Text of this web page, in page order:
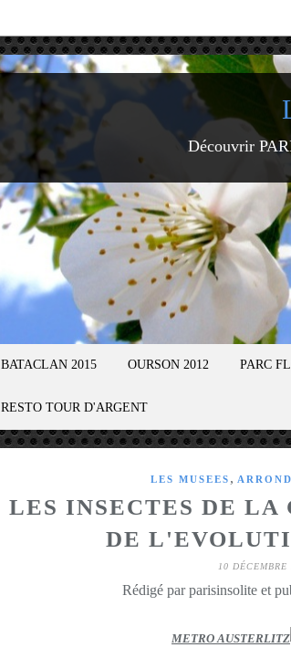
Découvrir
BATACLAN 2015 OURSON 2012 PARC
RESTO TOUR D'ARGENT
LES MUSEES ,
LES INSECTES DE LA
DE
10 DÉCEMBRE
Rédigé par parisinsolite et
METRO AUSTERLITZ